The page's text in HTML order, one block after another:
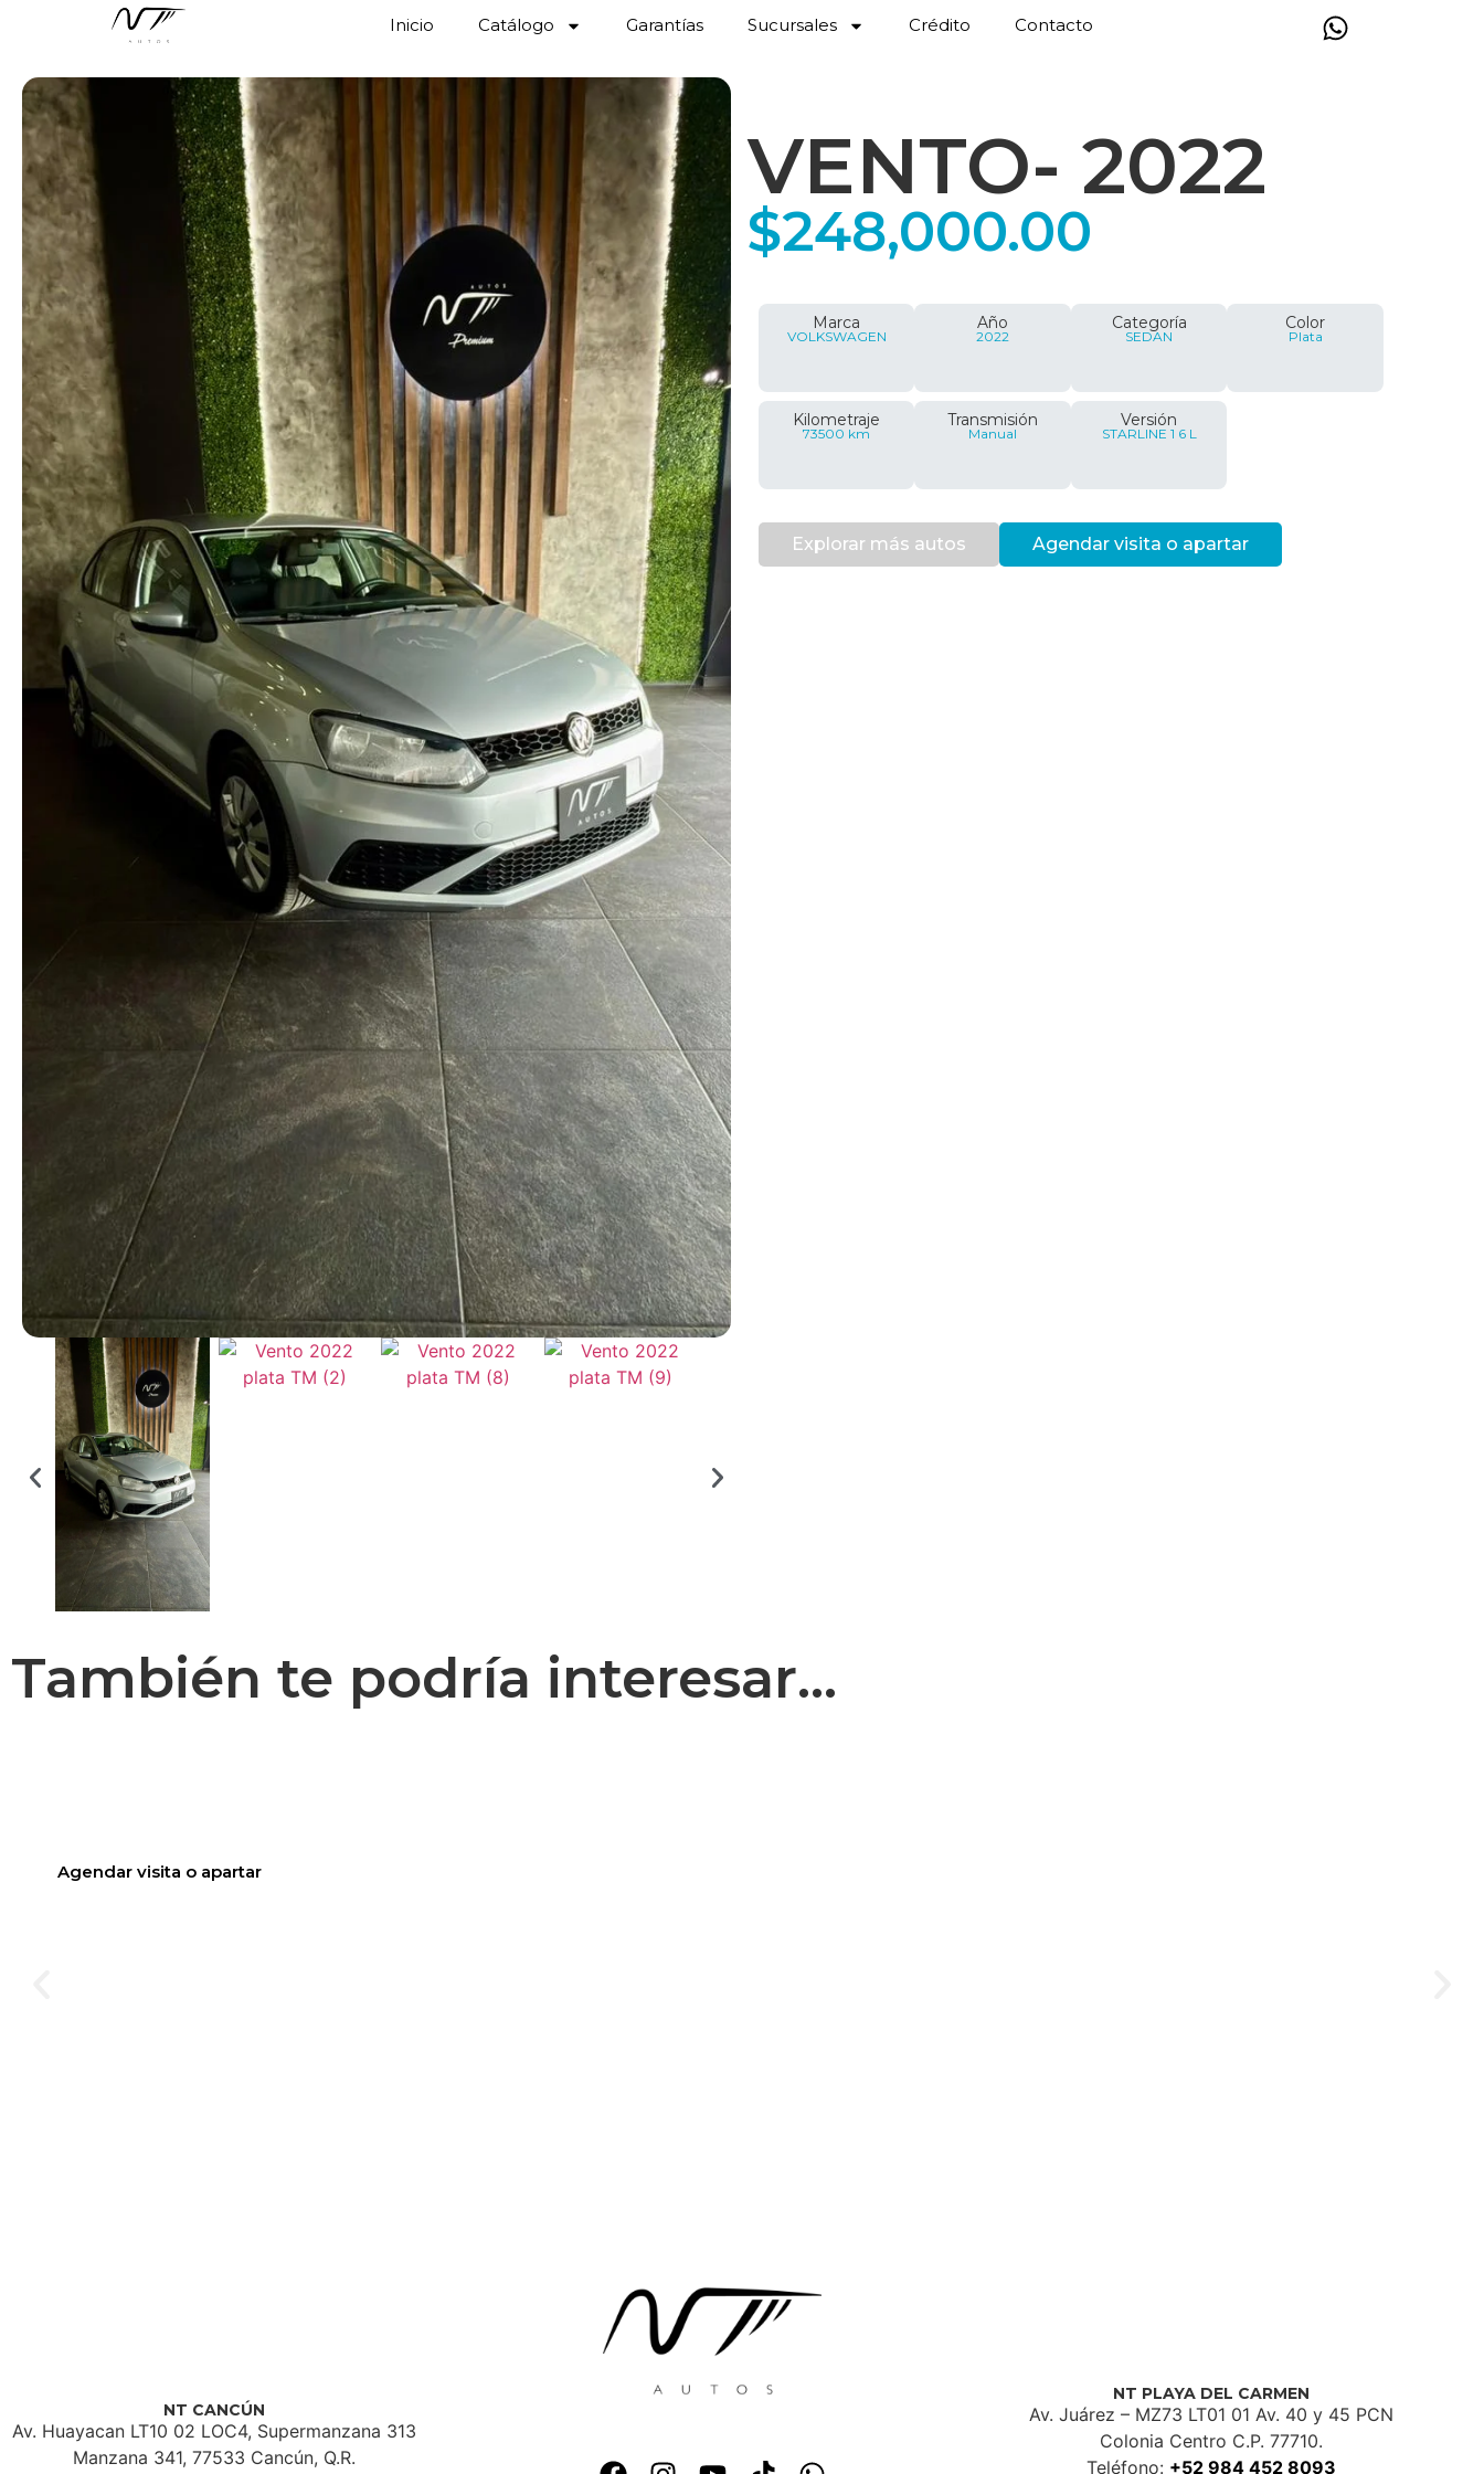
Inicio Catálogo Garantías Sucursales Crédito Contacto
VENTO- 2022
$248,000.00
Marca
VOLKSWAGEN
Año
2022
Categoría
SEDAN
Color
Plata
Kilometraje
73500 km
Transmisión
Manual
Versión
STARLINE 1 6 L
Explorar más autos Agendar visita o apartar
También te podría interesar...
Agendar visita o apartar
NT CANCÚN
Av. Huayacan LT10 02 LOC4, Supermanzana 313
Manzana 341, 77533 Cancún, Q.R.
NT PLAYA DEL CARMEN
Av. Juárez – MZ73 LT01 01 Av. 40 y 45 PCN
Colonia Centro C.P. 77710.
Teléfono: +52 984 452 8093